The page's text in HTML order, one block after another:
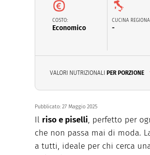
COSTO:
Economico
CUCINA
-
VALORI NUTRIZIONALI PER PORZIONE
Pubblicato: 27 Maggio 2025
Il riso e piselli, perfetto per
che non passa mai di moda.
a tutti, ideale per chi cerca